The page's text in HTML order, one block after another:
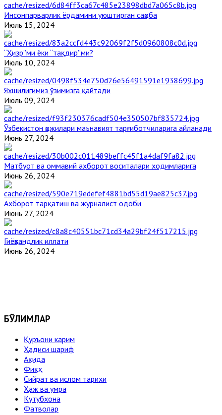
Инсонпарварлик ёрдамини уюштирган саҳоба
Июль 15, 2024
“Ҳизр”ми ёки “тақдир”ми?
Июль 10, 2024
Яхшилигимиз ўзимизга қайтади
Июль 09, 2024
Ўзбекистон ҳожилари маънавият тарғиботчиларига айланади
Июнь 27, 2024
Матбуот ва оммавий ахборот воситалари ходимларига
Июнь 26, 2024
Ахборот тарқатиш ва журналист одоби
Июнь 27, 2024
Гиёҳвандлик иллати
Июнь 26, 2024
БЎЛИМЛАР
Қуръони карим
Ҳадиси шариф
Ақида
Фиқҳ
Сийрат ва ислом тарихи
Ҳаж ва умра
Кутубхона
Фатволар